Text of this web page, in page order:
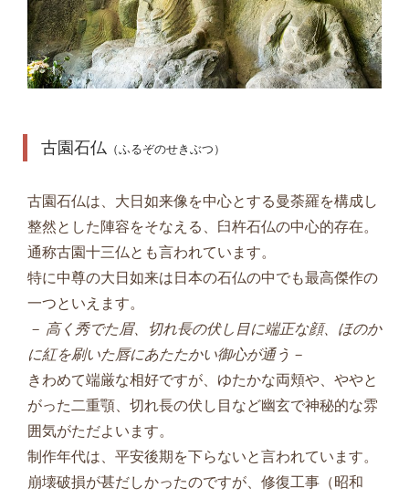
古園石仏 （ふるぞのせきぶつ）
古園石仏は、大日如来像を中心とする曼荼羅を構成し
整然とした陣容をそなえる、臼杵石仏の中心的存在。
通称古園十三仏とも言われています。
特に中尊の大日如来は日本の石仏の中でも最高傑作の
一つといえます。
－ 高く秀でた眉、切れ長の伏し目に端正な顔、ほのか
に紅を刷いた唇にあたたかい御心が通う－
きわめて端厳な相好ですが、ゆたかな両頬や、ややと
がった二重顎、切れ長の伏し目など幽玄で神秘的な雰
囲気がただよいます。
制作年代は、平安後期を下らないと言われています。
崩壊破損が甚だしかったのですが、修復工事（昭和